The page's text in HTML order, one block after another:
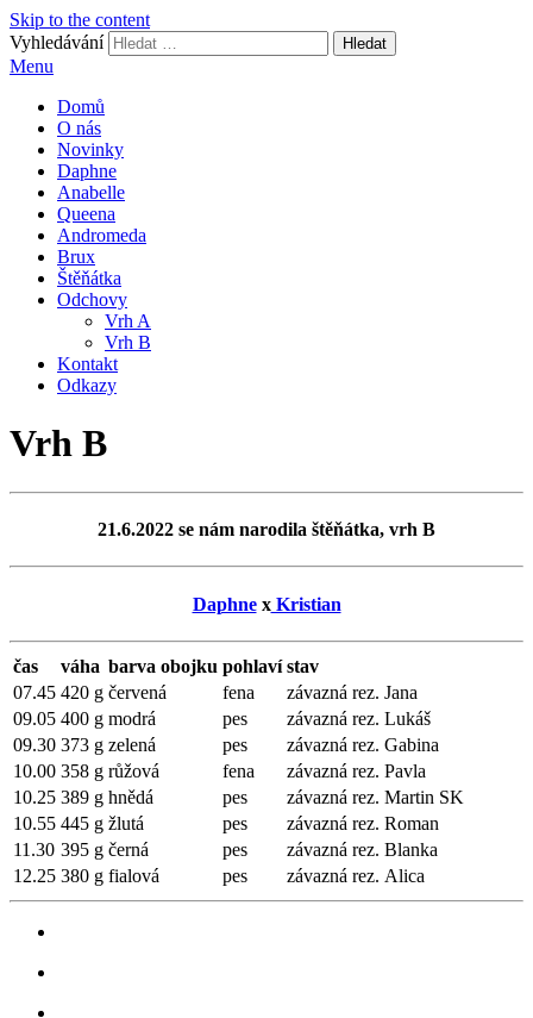
Skip to the content
Zlate lány
Vyhledávání
Menu
Domů
O nás
Novinky
Daphne
Anabelle
Queena
Andromeda
Brux
Štěňátka
Odchovy
Vrh A
Vrh B
Kontakt
Odkazy
Vrh B
21.6.2022 se nám narodila štěňátka, vrh B
DaphnexKristian
čas váha barva obojku pohlaví stav
07.45 420 g červená fena závazná rez. Jana
09.05 400 g modrá pes závazná rez. Lukáš
09.30 373 g zelená pes závazná rez. Gabina
10.00 358 g růžová fena závazná rez. Pavla
10.25 389 g hnědá pes závazná rez. Martin SK
10.55 445 g žlutá pes závazná rez. Roman
11.30 395 g černá pes závazná rez. Blanka
12.25 380 g fialová pes závazná rez. Alica